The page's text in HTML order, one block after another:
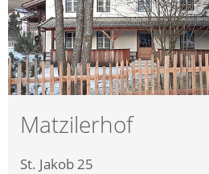
Matzilerhof
St. Jakob 25